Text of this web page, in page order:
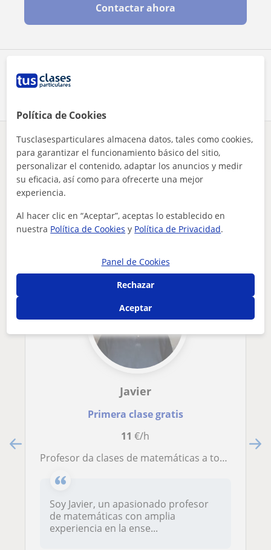
Comparte a este profesor
Contactar ahora
¿Hay algún error en este perfil?Cuéntanos
Tus clases particulares Matemáticas La Rioja
Agoncillo
doy clases particulares de matemáticas y otras materias. soy...
Otros profesores de Matemáticas en
Agoncillo que pueden interesarte
Javier
Primera clase gratis
11 €/h
Profesor da clases de matemáticas a todos los niveles
Soy Javier, un apasionado profesor
de matemáticas con amplia
experiencia en la ense...
Política de Cookies
Tusclasesparticulares almacena datos, tales como cookies,
para garantizar el funcionamiento básico del sitio,
personalizar el contenido, adaptar los anuncios y medir
su eficacia, así como para ofrecerte una mejor
experiencia.
Al hacer clic en “Aceptar”, aceptas lo establecido en
nuestra Política de Cookies y Política de Privacidad.
Panel de Cookies
Rechazar
Aceptar